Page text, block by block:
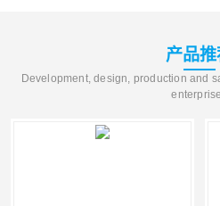
产品推
Development, design, production and